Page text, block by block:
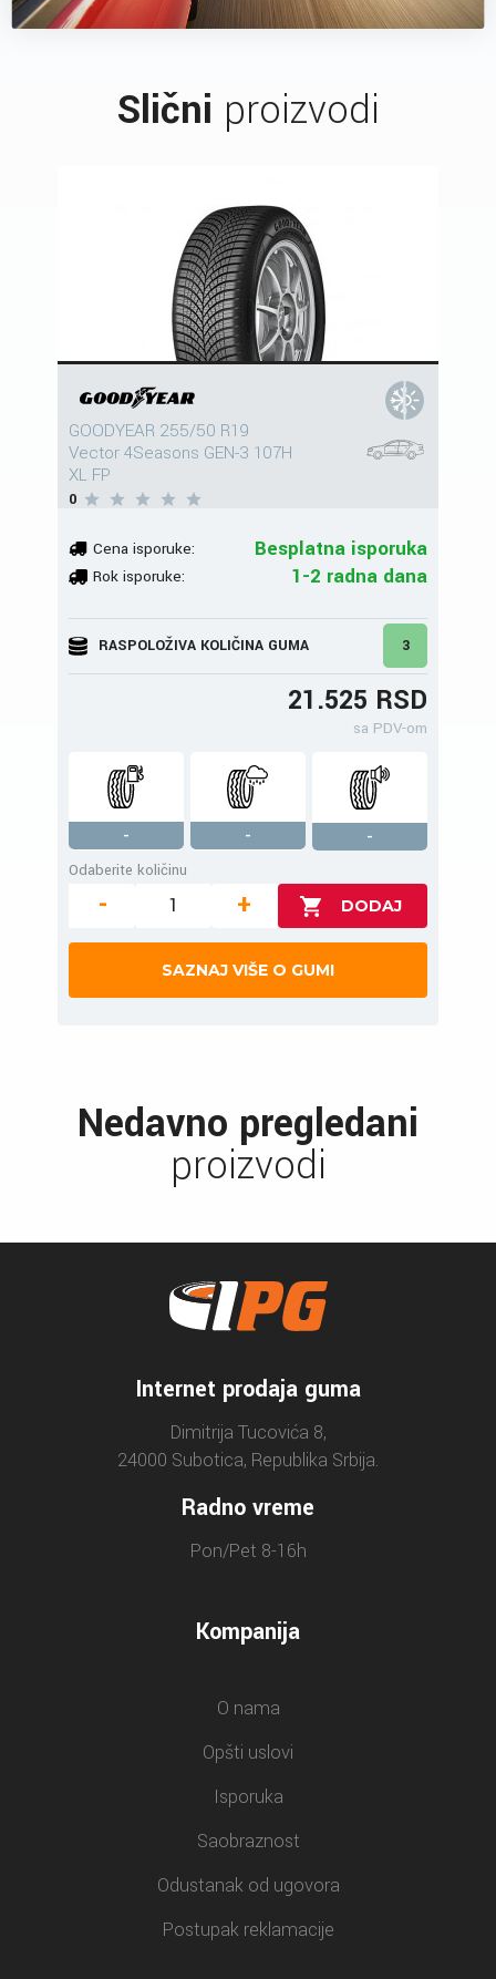
Slični proizvodi
GOODYEAR 255/50 R19
Vector 4Seasons GEN-3 107H
XL FP
0
Cena isporuke: Besplatna isporuka
Rok isporuke: 1-2 radna dana
RASPOLOŽIVA KOLIČINA GUMA 3
21.525 RSD
sa PDV-om
- -
-
Odaberite količinu
- +
SAZNAJ VIŠE O GUMI
Nedavno pregledani
proizvodi
Internet prodaja guma
Dimitrija Tucovića 8,
24000 Subotica, Republika Srbija.
Radno vreme
Pon/Pet 8-16h
Kompanija
O nama
Opšti uslovi
Isporuka
Saobraznost
Odustanak od ugovora
Postupak reklamacije